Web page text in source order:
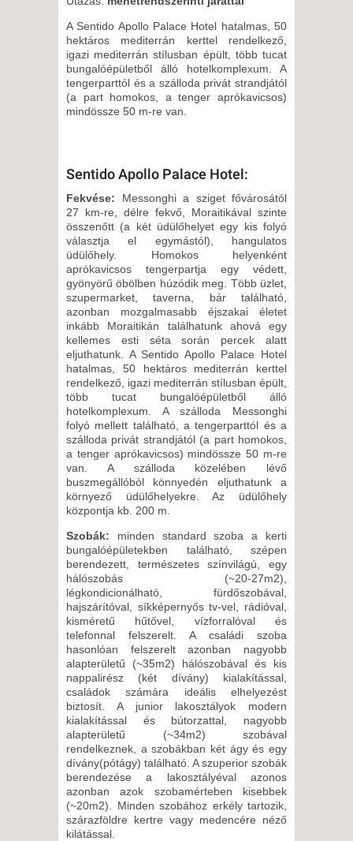
A Sentido Apollo Palace Hotel hatalmas, 50
hektáros mediterrán kerttel rendelkező,
igazi mediterrán stílusban épült, több tucat
bungalóépületből álló hotelkomplexum. A
tengerparttól és a szálloda privát strandjától
(a part homokos, a tenger aprókavicsos)
mindössze 50 m-re van.
Sentido Apollo Palace Hotel:
Fekvése: Messonghi a sziget fővárosától
27 km-re, délre fekvő, Moraitikával szinte
összenőtt (a két üdülőhelyet egy kis folyó
választja el egymástól), hangulatos
üdülőhely. Homokos helyenként
aprókavicsos tengerpartja egy védett,
gyönyörű öbölben húzódik meg. Több üzlet,
szupermarket, taverna, bár található,
azonban mozgalmasabb éjszakai életet
inkább Moraitikán találhatunk ahová egy
kellemes esti séta során percek alatt
eljuthatunk. A Sentido Apollo Palace Hotel
hatalmas, 50 hektáros mediterrán kerttel
rendelkező, igazi mediterrán stílusban épült,
több tucat bungalóépületből álló
hotelkomplexum. A szálloda Messonghi
folyó mellett található, a tengerparttól és a
szálloda privát strandjától (a part homokos,
a tenger aprókavicsos) mindössze 50 m-re
van. A szálloda közelében lévő
buszmegállóból könnyedén eljuthatunk a
környező üdülőhelyekre. Az üdülőhely
központja kb. 200 m.
Szobák: minden standard szoba a kerti
bungalóépületekben található, szépen
berendezett, természetes színvilágú, egy
hálószobás (~20-27m2),
légkondicionálható, fürdőszobával,
hajszárítóval, síkképernyős tv-vel, rádióval,
kisméretű hűtővel, vízforralóval és
telefonnal felszerelt. A családi szoba
hasonlóan felszerelt azonban nagyobb
alapterületű (~35m2) hálószobával és kis
nappalirész (két dívány) kialakítással,
családok számára ideális elhelyezést
biztosít. A junior lakosztályok modern
kialakítással és bútorzattal, nagyobb
alapterületű (~34m2) szobával
rendelkeznek, a szobákban két ágy és egy
dívány(pótágy) található. A szuperior szobák
berendezése a lakosztályéval azonos
azonban azok szobamérteben kisebbek
(~20m2). Minden szobához erkély tartozik,
szárazföldre kertre vagy medencére néző
kilátással.